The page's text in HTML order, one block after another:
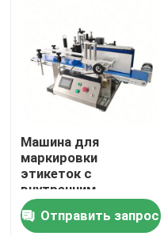
Продукты
О нас
Машина для
маркировки
этикеток с
внутренним
диаметром 75 мм
идеально подходит
Отправить запрос